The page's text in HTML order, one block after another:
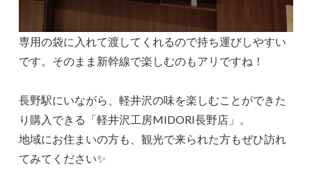
専用の袋に入れて渡してくれるので持ち運びしやすい
です。そのまま新幹線で楽しむのもアリですね！
長野駅にいながら、軽井沢の味を楽しむことができた
り購入できる「軽井沢工房MIDORI長野店」。
地域にお住まいの方も、観光で来られた方もぜひ訪れ
てみてください✨